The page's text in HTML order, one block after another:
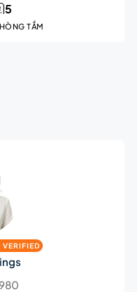
TẮM
5
VERIFIED